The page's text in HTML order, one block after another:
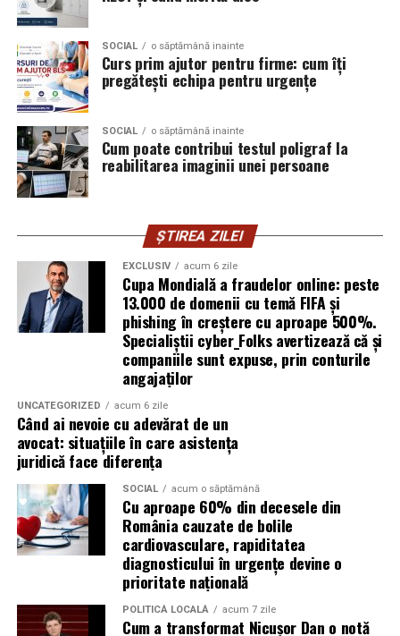
Renault și altele.
Compatibilitatea exactă trebuie verificată întotdeauna
în manualul vehiculului sau în documentația tehnică a
producătorului.
Este potrivit pentru motoarele diesel?
Da.
motoare diesel moderne.
Avantaje:
compatibilitate cu DPF;
protecție pentru turbocompresor;
reducerea depunerilor;
stabilitate la temperaturi ridicate;
protecție împotriva uzurii.
Aceste caracteristici îl recomandă pentru utilizarea pe
numeroase motoare diesel Euro 5 și Euro 6.
Este potrivit pentru motoarele pe benzină?
Motoarele moderne pe benzină solicită intens uleiul, în
special cele echipate cu:
organizatorii au ales să adopte soluții care protejează
natura. De asemenea, acest lucru poate contribui la
creșterea reputației evenimentului și la creșterea
numărului de participanți în edițiile viitoare.
Confortul participanților
Deși un eveniment verde presupune economii de costuri
și un impact pozitiv asupra mediului, nu trebuie să se
facă compromisuri în ceea ce privește confortul
pentru a oferi un nivel ridicat de confort, similar celor
tradiționale.
Aceste toalete sunt echipate cu ventilație
corespunzătoare pentru a preveni mirosurile neplăcute
și pot include facilități suplimentare, cum ar fi iluminare
solară sau podele antiderapante. De asemenea, multe
facilități ecologice sunt echipate cu sisteme moderne de
curățare și întreținere, astfel încât igiena să fie mereu la
un nivel ridicat.
În plus, o toaletă ecologică este foarte ușor de
amplasat, ceea ce înseamnă că aceste toalete pot fi
plasate strategic în locații convenabile pentru
participanți, fără a afecta fluxul evenimentului.
Încurajarea comportamentului responsabil al
Un alt beneficiu important al închirierii categoriei de
SOCIAL o săptămână inainte
Curs prim ajutor pentru firme: cum îți
pregătești echipa pentru urgențe
SOCIAL o săptămână inainte
Cum poate contribui testul poligraf la
reabilitarea imaginii unei persoane
ȘTIREA ZILEI
EXCLUSIV acum 6 zile
Cupa Mondială a fraudelor online: peste
13.000 de domenii cu temă FIFA și
phishing în creștere cu aproape 500%.
Specialiștii cyber_Folks avertizează că și
companiile sunt expuse, prin conturile
angajaților
UNCATEGORIZED acum 6 zile
Când ai nevoie cu adevărat de un
avocat: situațiile în care asistența
juridică face diferența
SOCIAL acum o săptămână
Cu aproape 60% din decesele din
România cauzate de bolile
cardiovasculare, rapiditatea
diagnosticului în urgențe devine o
prioritate națională
POLITICĂ LOCALĂ acum 7 zile
Cum a transformat Nicușor Dan o notă